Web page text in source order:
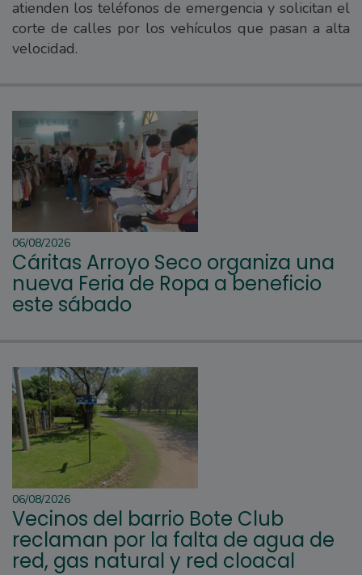
atienden los teléfonos de emergencia y solicitan el
corte de calles por los vehículos que pasan a alta
velocidad.
06/08/2026
Cáritas Arroyo Seco organiza una
nueva Feria de Ropa a beneficio
este sábado
06/08/2026
Vecinos del barrio Bote Club
reclaman por la falta de agua de
red, gas natural y red cloacal